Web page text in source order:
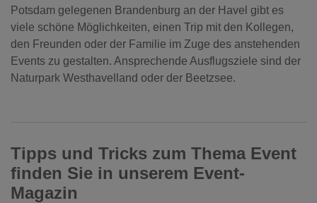
Potsdam gelegenen Brandenburg an der Havel gibt es
viele schöne Möglichkeiten, einen Trip mit den Kollegen,
den Freunden oder der Familie im Zuge des anstehenden
Events zu gestalten. Ansprechende Ausflugsziele sind der
Naturpark Westhavelland oder der Beetzsee.
Tipps und Tricks zum Thema Event
finden Sie in unserem Event-
Magazin